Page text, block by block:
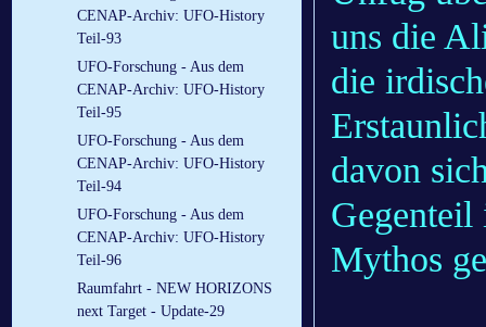
CENAP-Archiv: UFO-History
Teil-93
UFO-Forschung - Aus dem
CENAP-Archiv: UFO-History
Teil-95
UFO-Forschung - Aus dem
CENAP-Archiv: UFO-History
Teil-94
UFO-Forschung - Aus dem
CENAP-Archiv: UFO-History
Teil-96
Raumfahrt - NEW HORIZONS
next Target - Update-29
uns die
die
davon
Gegenteil
Mythos